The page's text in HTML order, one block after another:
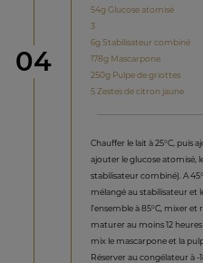
étape
04
54g Glucose atomisé
3
6g Stabilisateur combiné
178g Mascarpone
250g Pulpe de griottes
5 Zestes de citron jaune
Chauffer le lait à 25°C, puis
ajouter le glucose atomisé,
stabilisateur combiné). A
mélangé au stabilisateur et
l’ensemble à 85°C, mixer
maturer au moins 12
mix le mascarpone et la
Réserver au congélateur à -